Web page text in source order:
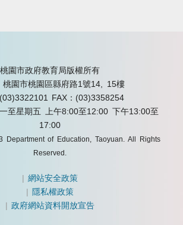
桃園市政府教育局版權所有
園市桃園區縣府路1號14, 15樓
FAX：(03)3358254
一至星期五 上午8:00至12:00 下午13:00至
17:00
Department of Education, Taoyuan. All Rights
Reserved.
|網站安全政策
|隱私權政策
|政府網站資料開放宣告